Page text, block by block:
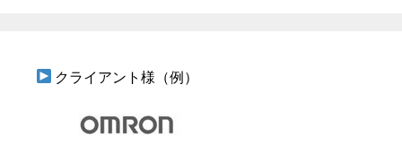
クライアント様（例）